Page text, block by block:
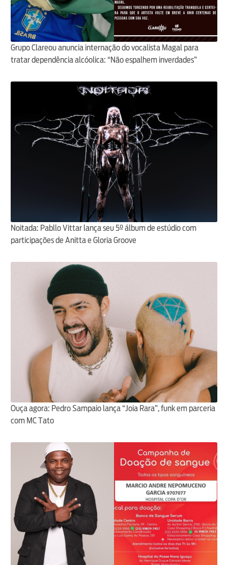
Grupo Clareou anuncia internação do vocalista Magal para
tratar dependência alcóolica: “Não espalhem inverdades”
Noitada: Pabllo Vittar lança seu 5º álbum de estúdio com
participações de Anitta e Gloria Groove
Ouça agora: Pedro Sampaio lança “Joia Rara”, funk em parceria
com MC Tato